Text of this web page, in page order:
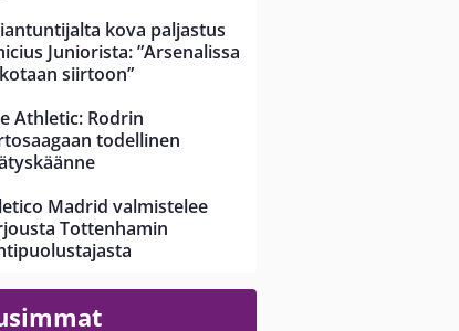
kova paljastus
Juniorista: ”Arsenalissa
siirtoon”
Athletic: Rodrin
todellinen
Madrid valmistelee
Tottenhamin